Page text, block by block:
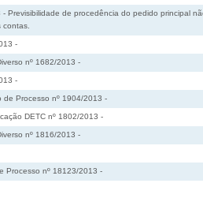
- Previsibilidade de procedência do pedido principal
contas.
-
nº 1682/2013 -
-
de Processo nº 1904/2013 -
DETC nº 1802/2013 -
nº 1816/2013 -
Processo nº 18123/2013 -